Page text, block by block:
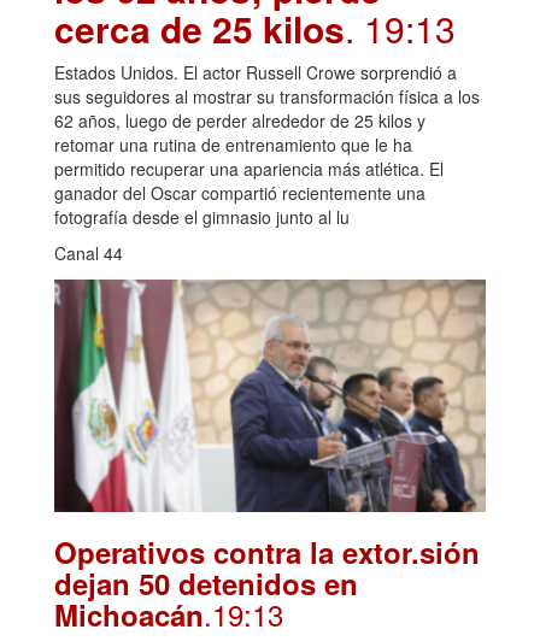
cerca de 25 kilos. 19:13
Estados Unidos. El actor Russell Crowe sorprendió a
sus seguidores al mostrar su transformación física a los
62 años, luego de perder alrededor de 25 kilos y
retomar una rutina de entrenamiento que le ha
permitido recuperar una apariencia más atlética. El
ganador del Oscar compartió recientemente una
fotografía desde el gimnasio junto al lu
Canal 44
Operativos contra la extor.sión
dejan 50 detenidos en
Michoacán.19:13